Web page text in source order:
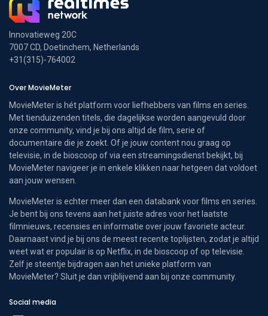
Innovatieweg 20C
7007 CD, Doetinchem, Netherlands
+31(315)-764002
Over MovieMeter
MovieMeter is hét platform voor liefhebbers van films en series.
Met tienduizenden titels, die dagelijkse worden aangevuld door
onze community, vind je bij ons altijd de film, serie of
documentaire die je zoekt. Of je jouw content nou graag op
televisie, in de bioscoop of via een streamingsdienst bekijkt, bij
MovieMeter navigeer je in enkele klikken naar hetgeen dat voldoet
aan jouw wensen.
MovieMeter is echter meer dan een databank voor films en series.
Je bent bij ons tevens aan het juiste adres voor het laatste
filmnieuws, recensies en informatie over jouw favoriete acteur.
Daarnaast vind je bij ons de meest recente toplijsten, zodat je altijd
weet wat er populair is op Netflix, in de bioscoop of op televisie.
Zelf je steentje bijdragen aan het unieke platform van
MovieMeter? Sluit je dan vrijblijvend aan bij onze community.
Social media